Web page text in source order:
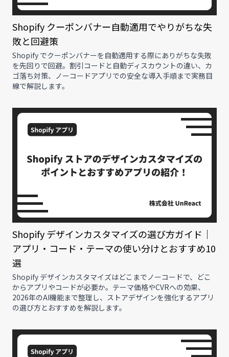
Shopify クーポンバナー自動適用でやりがちな失
敗と回避策
Shopify でクーポンバナーを自動適用する際にありがちな失敗
を先回りで回避。割引コードと自動ディスカウントの違い、カ
ゴ落ち対策、ノーコードアプリでの安全な導入手順まで実務目
線で解説します。
Shopify デザインカスタマイズの選び方ガイド｜
アプリ・コード・テーマの使い分けとおすすめ10
選
Shopify デザインカスタマイズはどこまでノーコードで、どこ
からアプリやコードが必要か。テーマ価格やCVRへの効果、
2026年のAI機能まで整理し、ストアデザインを強化するアプリ
の選び方とおすすめを解説します。